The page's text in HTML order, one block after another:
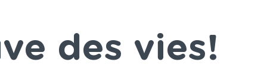
des vies!